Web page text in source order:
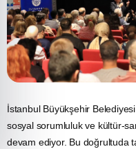
İstanbul Büyükşehir
sosyal sorumluluk ve kültür-
devam ediyor. Bu doğrultuda